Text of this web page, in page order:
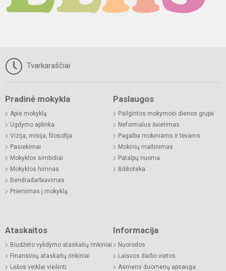
Tvarkaraščiai
Pradinė mokykla
Apie mokyklą
Ugdymo aplinka
Vizija, misija, filosofija
Pasiekimai
Mokyklos simboliai
Mokyklos himnas
Bendradarbiavimas
Priėmimas į mokyklą
Paslaugos
Pailgintos mokymosi dienos grupė
Neformalus švietimas
Pagalba mokiniams ir tėvams
Mokinių maitinimas
Patalpų nuoma
Biblioteka
Ataskaitos
Biudžeto vykdymo ataskaitų rinkiniai
Finansinių ataskaitų rinkiniai
Lėšos veiklai viešinti
Informacija
Nuorodos
Laisvos darbo vietos
Asmens duomenų apsauga